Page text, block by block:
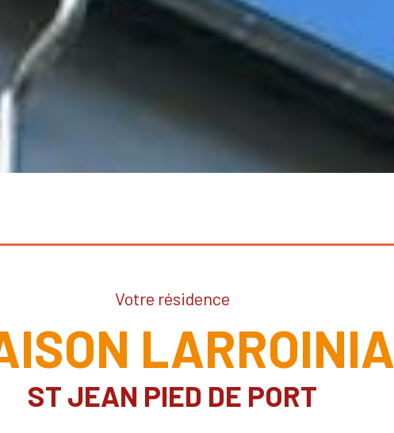
Votre résidence
LARROINIA
ST JEAN PIED DE PORT